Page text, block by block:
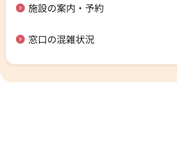
施設の案内・予約
窓口の混雑状況